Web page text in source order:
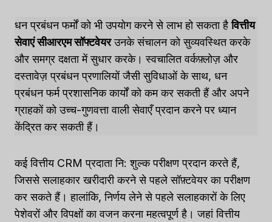
धन प्रबंधन फर्मों को भी उपयोग करने से लाभ हो सकता हैवित्तीय
सेवाएं सीआरएम सॉफ्टवेयरउनके संचालन को सुव्यवस्थित करके
और समग्र दक्षता में सुधार करके। स्वचालित वर्कफ़्लोज़ और
दस्तावेज़ प्रबंधन प्रणालियों जैसी सुविधाओं के साथ, धन
प्रबंधन फर्म प्रशासनिक कार्यों को कम कर सकती हैं और अपने
ग्राहकों को उच्च-गुणवत्ता वाली सेवाएँ प्रदान करने पर ध्यान
केंद्रित कर सकती हैं।
कई वित्तीय CRM प्रदाता नि: शुल्क परीक्षण प्रदान करते हैं,
जिससे सलाहकार खरीदारी करने से पहले सॉफ़्टवेयर का परीक्षण
कर सकते हैं। हालांकि, निर्णय लेने से पहले सलाहकारों के लिए
पेशेवरों और विपक्षों का वजन करना महत्वपूर्ण है। जहां वित्तीय